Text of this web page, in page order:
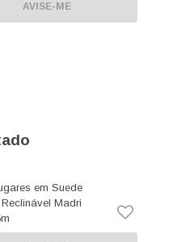
AVISE-ME
em Suede
Madri